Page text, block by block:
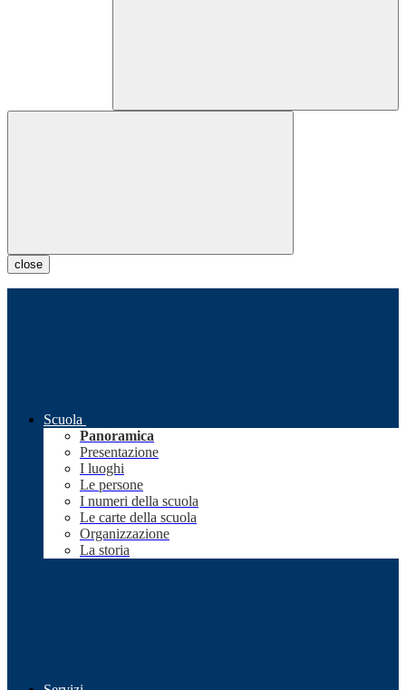
close
Scuola
Panoramica
Presentazione
I luoghi
Le persone
I numeri della scuola
Le carte della scuola
Organizzazione
La storia